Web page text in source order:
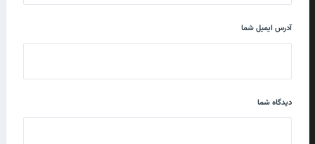
آدرس ایمیل شما
دیدگاه شما